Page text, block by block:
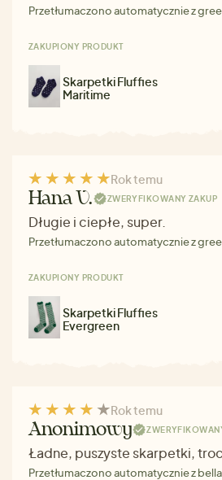
Przetłumaczono automatycznie z
ZAKUPIONY PRODUKT
Skarpetki Fluffies
Maritime
Rok temu
Hana V. ZWERYFIKOWANY ZAKUP
Długie i ciepłe, super.
Przetłumaczono automatycznie z
ZAKUPIONY PRODUKT
Skarpetki Fluffies
Evergreen
Rok temu
Anonimowy
Ładne, puszyste skarpetki,
Przetłumaczono automatycznie z